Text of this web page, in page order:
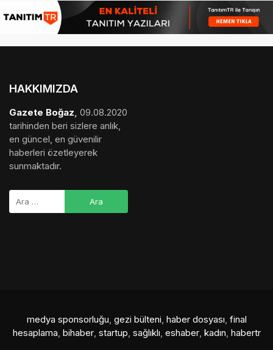
HAKKIMIZDA
Gazete Boğaz, 09.08.2020
tarihinden beri sizlere anlık,
en güncel, en güvenilir
haberleri özetleyerek
sunmaktadır.
medya sponsorluğu, gezi bülteni, haber dosyası, final
hesaplama, bihaber, startup, sağlıklı, eshaber, kadın, habertr